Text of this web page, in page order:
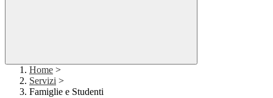
Home >
Servizi >
Famiglie e Studenti